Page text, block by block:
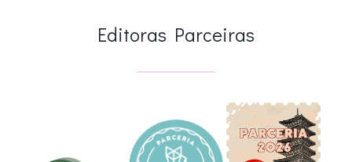
Editoras Parceiras